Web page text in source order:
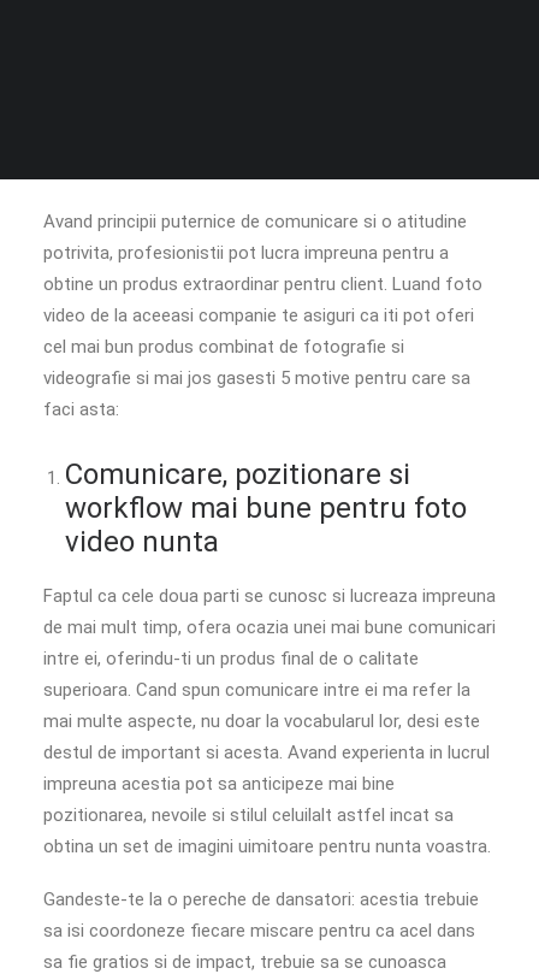
Avand principii puternice de comunicare si o atitudine
potrivita, profesionistii pot lucra impreuna pentru a
obtine un produs extraordinar pentru client. Luand foto
video de la aceeasi companie te asiguri ca iti pot oferi
cel mai bun produs combinat de fotografie si
videografie si mai jos gasesti 5 motive pentru care sa
faci asta:
Comunicare, pozitionare si
workflow mai bune pentru foto
video nunta
Faptul ca cele doua parti se cunosc si lucreaza impreuna
de mai mult timp, ofera ocazia unei mai bune comunicari
intre ei, oferindu-ti un produs final de o calitate
superioara. Cand spun comunicare intre ei ma refer la
mai multe aspecte, nu doar la vocabularul lor, desi este
destul de important si acesta. Avand experienta in lucrul
impreuna acestia pot sa anticipeze mai bine
pozitionarea, nevoile si stilul celuilalt astfel incat sa
obtina un set de imagini uimitoare pentru nunta voastra.
Gandeste-te la o pereche de dansatori: acestia trebuie
sa isi coordoneze fiecare miscare pentru ca acel dans
sa fie gratios si de impact, trebuie sa se cunoasca